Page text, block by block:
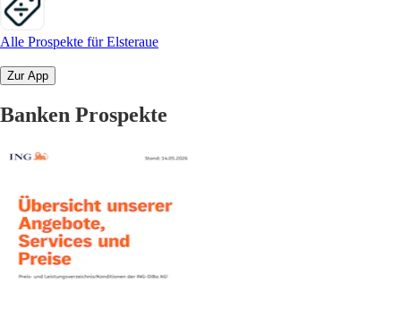
Alle Prospekte für Elsteraue
Zur App
Banken Prospekte